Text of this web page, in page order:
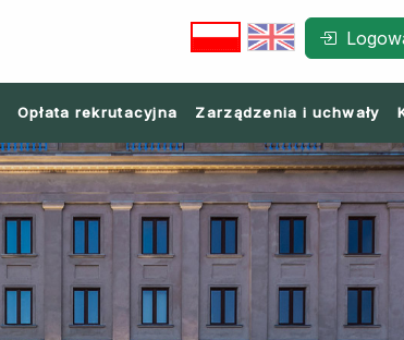
Opłata rekrutacyjna Zarządzenia i uchwały